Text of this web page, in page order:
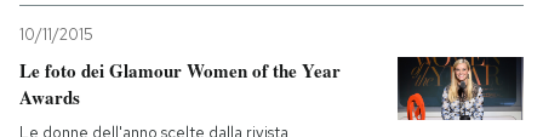
10/11/2015
Le foto dei Glamour Women of the Year
Awards
Le donne dell'anno scelte dalla rivista